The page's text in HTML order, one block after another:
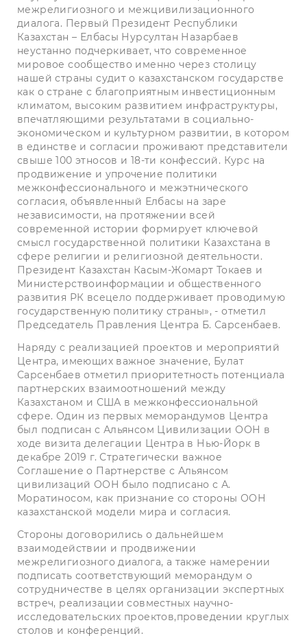
межрелигиозного и межцивилизационного
диалога. Первый Президент Республики
Казахстан – Елбасы Нурсултан Назарбаев
неустанно подчеркивает, что современное
мировое сообщество именно через столицу
нашей страны судит о казахстанском государстве
как о стране с благоприятным инвестиционным
климатом, высоким развитием инфраструктуры,
впечатляющими результатами в социально-
экономическом и культурном развитии, в котором
в единстве и согласии проживают представители
свыше 100 этносов и 18-ти конфессий. Курс на
продвижение и упрочение политики
межконфессионального и межэтнического
согласия, объявленный Елбасы на заре
независимости, на протяжении всей
современной истории формирует ключевой
смысл государственной политики Казахстана в
сфере религии и религиозной деятельности.
Президент Казахстан Касым-Жомарт Токаев и
Министерствоинформации и общественного
развития РК всецело поддерживает проводимую
государственную политику страны», - отметил
Председатель Правления Центра Б. Сарсенбаев.
Наряду с реализацией проектов и мероприятий
Центра, имеющих важное значение, Булат
Сарсенбаев отметил приоритетность потенциала
партнерских взаимоотношений между
Казахстаном и США в межконфессиональной
сфере. Один из первых меморандумов Центра
был подписан с Альянсом Цивилизации ООН в
ходе визита делегации Центра в Нью-Йорк в
декабре 2019 г. Стратегически важное
Соглашение о Партнерстве с Альянсом
цивилизаций ООН было подписано с А.
Моратиносом, как признание со стороны ООН
казахстанской модели мира и согласия.
Стороны договорились о дальнейшем
взаимодействии и продвижении
межрелигиозного диалога, а также намерении
подписать соответствующий меморандум о
сотрудничестве в целях организации экспертных
встреч, реализации совместных научно-
исследовательских проектов,проведении круглых
столов и конференций.